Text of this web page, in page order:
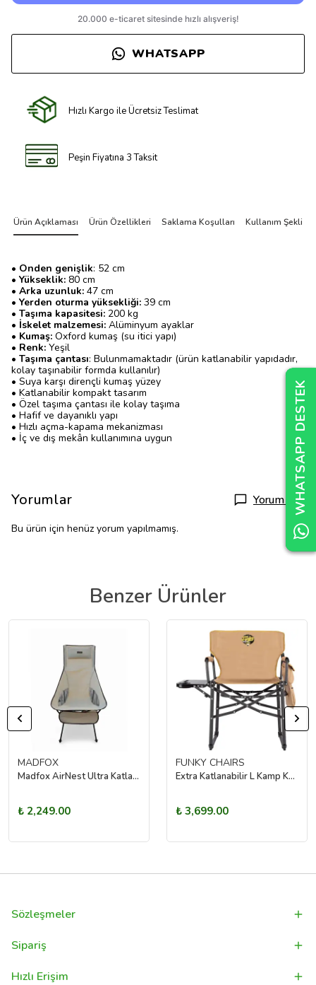
WHATSAPP
Hızlı Kargo ile Ücretsiz Teslimat
Peşin Fiyatına 3 Taksit
Ürün Açıklaması Ürün Özellikleri Saklama Koşulları Kullanım Şekli
• Önden genişlik: 52 cm
• Yükseklik: 80 cm
• Arka uzunluk: 47 cm
• Yerden oturma yüksekliği: 39 cm
• Taşıma kapasitesi: 200 kg
• İskelet malzemesi: Alüminyum ayaklar
• Kumaş: Oxford kumaş (su itici yapı)
• Renk: Yeşil
• Taşıma çantası: Bulunmamaktadır (ürün katlanabilir yapıdadır,
kolay taşınabilir formda kullanılır)
• Suya karşı dirençli kumaş yüzey
• Katlanabilir kompakt tasarım
• Özel taşıma çantası ile kolay taşıma
• Hafif ve dayanıklı yapı
• Hızlı açma-kapama mekanizması
• İç ve dış mekân kullanımına uygun
Yorumlar Yorum Yap
Bu ürün için henüz yorum yapılmamış.
Benzer Ürünler
MADFOX
Madfox AirNest Ultra Katlanır Kamp Sandalyesi Cream
₺ 2,249.00
FUNKY CHAIRS
Extra Katlanabilir L Kamp Koltuğu – Toprak
₺ 3,699.00
Sözleşmeler
Sipariş
Hızlı Erişim
WHATSAPP DESTEK
WHATSAPP DESTEK
WHATSAPP DESTEK